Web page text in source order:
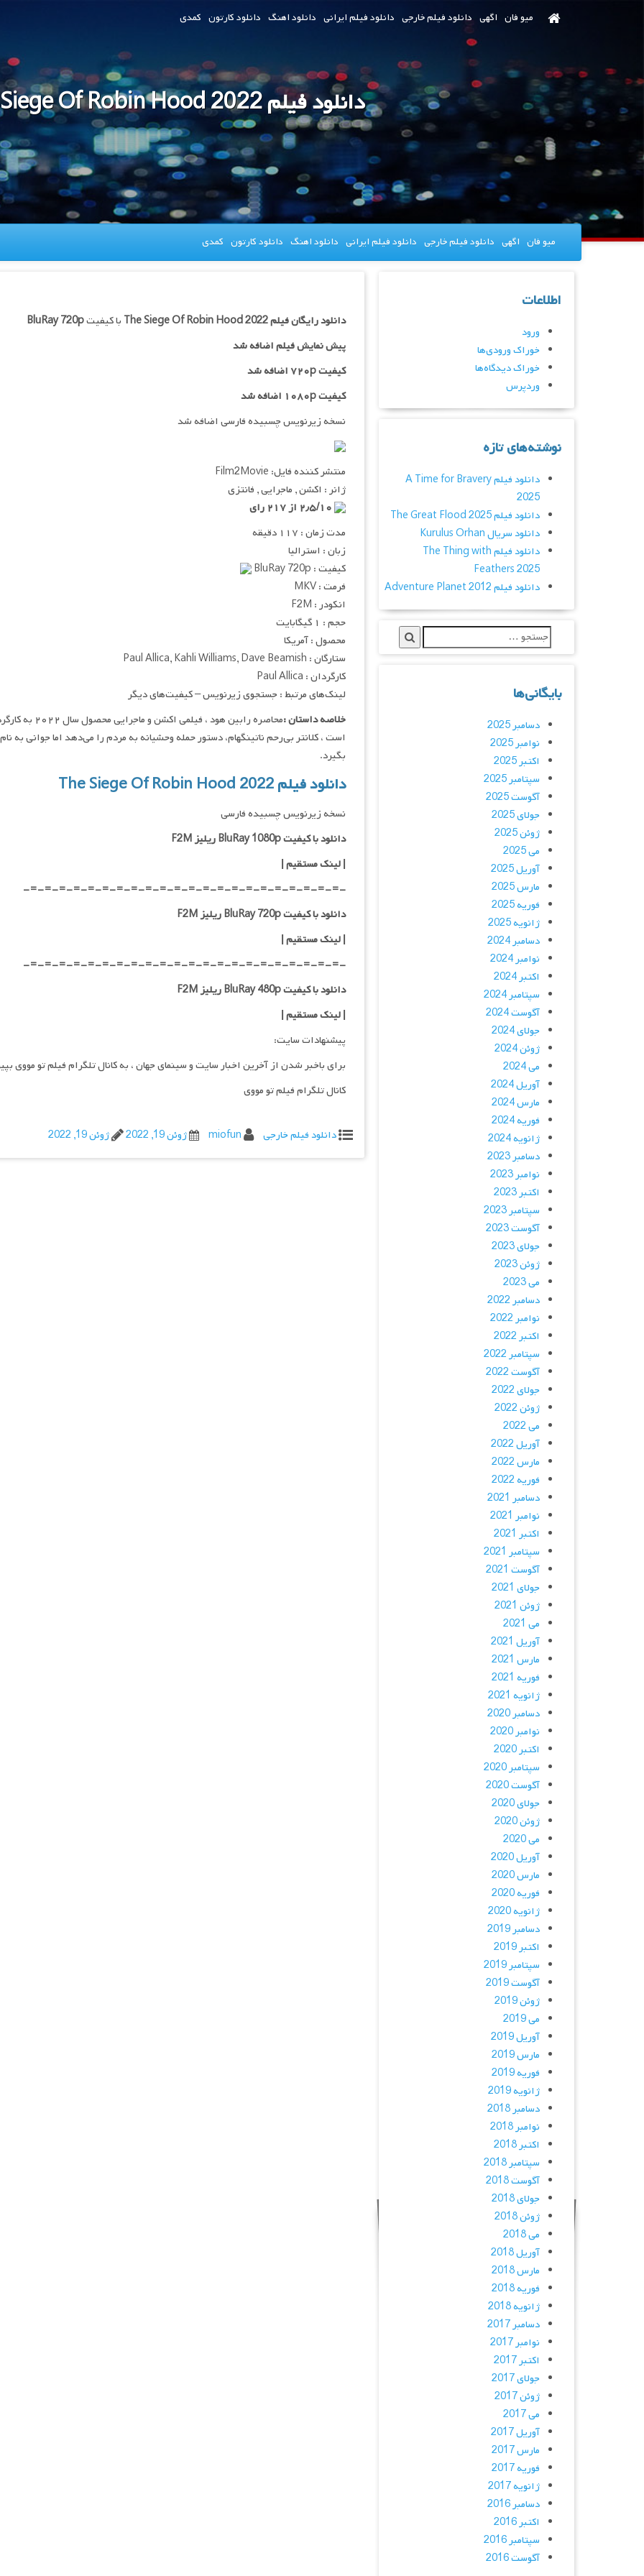
میو فان اگهی دانلود فیلم خارجی دانلود فیلم ایرانی دانلود اهنگ دانلود کارتون کمدی
دانلود فیلم The Siege Of Robin Hood 2022
میو فان اگهی دانلود فیلم خارجی دانلود فیلم ایرانی دانلود اهنگ دانلود کارتون کمدی
دانلود رایگان فیلمThe Siege Of Robin Hood 2022 با کیفیتBluRay 720p
پیش نمایش فیلم اضافه شد
کیفیت ۷۲۰p اضافه شد
کیفیت ۱۰۸۰p اضافه شد
نسخه زیرنویس چسبیده فارسی اضافه شد
منتشر کننده فایل: Film2Movie
ژانر : اکشن , ماجرایی , فانتزی
مدت زمان : ۱۱۷ دقیقه
زبان : استرالیا
کیفیت : BluRay 720p
فرمت : MKV
انکودر : F2M
حجم : ۱ گیگابایت
محصول : آمریکا
ستارگان : Paul Allica, Kahli Williams, Dave Beamish
کارگردان : Paul Allica
لینک‌های مرتبط : جستجوی زیرنویس – کیفیت‌های دیگر
خلاصه داستان :
محاصره رابین‌
است ، کلانتر بی‌رحم ناتینگهام، دستور حمله وحشیانه به مردم را می‌دهد اما جوانی به
بگیرد.
دانلود فیلم The Siege Of Robin Hood 2022
نسخه زیرنویس چسبیده فارسی
دانلود با کیفیت BluRay 1080p ریلیز F2M
|لینک مستقیم|
-=-=-=-=-=-=-=-=-=-=-=-=-=-=-=-=-=-=-=-=-=-=-
دانلود با کیفیت BluRay 720p ریلیز F2M
| لینک مستقیم|
-=-=-=-=-=-=-=-=-=-=-=-=-=-=-=-=-=-=-=-=-=-=-
دانلود با کیفیت BluRay 480p ریلیز F2M
| لینک مستقیم|
پیشنهادات سایت:
برای باخبر شدن از آخرین اخبار سایت و سینمای جهان ، به کانال تلگرام فیلم تو مووی
کانال تلگرام فیلم تو مووی
دانلود فیلم خارجی miofun ژوئن 19, 2022 ژوئن 19, 2022
اطلاعات
ورود
خوراک ورودی‌ها
خوراک دیدگاه‌ها
وردپرس
نوشته‌های تازه
دانلود فیلم A Time for Bravery
2025
دانلود فیلم The Great Flood 2025
دانلود سریال Kurulus Orhan
دانلود فیلم The Thing with
Feathers 2025
دانلود فیلم Adventure Planet 2012
بایگانی‌ها
دسامبر 2025
نوامبر 2025
اکتبر 2025
سپتامبر 2025
آگوست 2025
جولای 2025
ژوئن 2025
می 2025
آوریل 2025
مارس 2025
فوریه 2025
ژانویه 2025
دسامبر 2024
نوامبر 2024
اکتبر 2024
سپتامبر 2024
آگوست 2024
جولای 2024
ژوئن 2024
می 2024
آوریل 2024
مارس 2024
فوریه 2024
ژانویه 2024
دسامبر 2023
نوامبر 2023
اکتبر 2023
سپتامبر 2023
آگوست 2023
جولای 2023
ژوئن 2023
می 2023
دسامبر 2022
نوامبر 2022
اکتبر 2022
سپتامبر 2022
آگوست 2022
جولای 2022
ژوئن 2022
می 2022
آوریل 2022
مارس 2022
فوریه 2022
دسامبر 2021
نوامبر 2021
اکتبر 2021
سپتامبر 2021
آگوست 2021
جولای 2021
ژوئن 2021
می 2021
آوریل 2021
مارس 2021
فوریه 2021
ژانویه 2021
دسامبر 2020
نوامبر 2020
اکتبر 2020
سپتامبر 2020
آگوست 2020
جولای 2020
ژوئن 2020
می 2020
آوریل 2020
مارس 2020
فوریه 2020
ژانویه 2020
دسامبر 2019
اکتبر 2019
سپتامبر 2019
آگوست 2019
ژوئن 2019
می 2019
آوریل 2019
مارس 2019
فوریه 2019
ژانویه 2019
دسامبر 2018
نوامبر 2018
اکتبر 2018
سپتامبر 2018
آگوست 2018
جولای 2018
ژوئن 2018
می 2018
آوریل 2018
مارس 2018
فوریه 2018
ژانویه 2018
دسامبر 2017
نوامبر 2017
اکتبر 2017
جولای 2017
ژوئن 2017
می 2017
آوریل 2017
مارس 2017
فوریه 2017
ژانویه 2017
دسامبر 2016
اکتبر 2016
سپتامبر 2016
آگوست 2016